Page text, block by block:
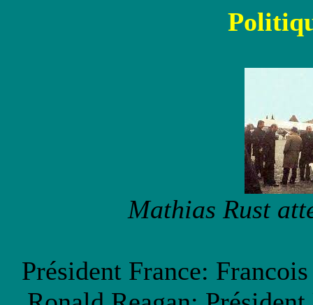
Mathias Rust
Président France: